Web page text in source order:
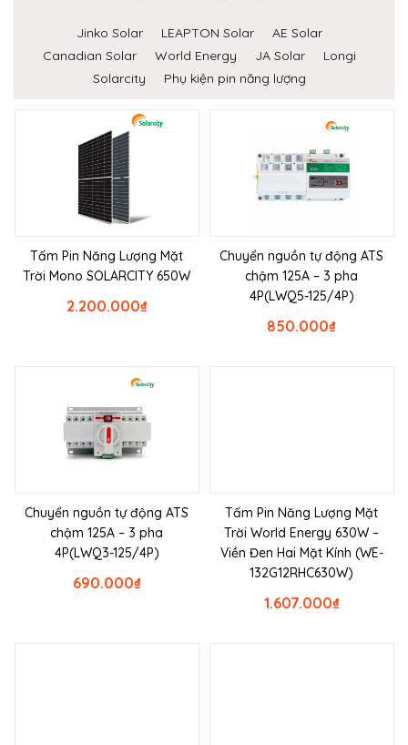
Jinko Solar LEAPTON Solar
AE Solar
Canadian Solar
World Energy JA Solar
Longi
Solarcity
Phụ kiện pin năng lượng
Tấm Pin Năng Lượng Mặt
Trời Mono SOLARCITY 650W
₫
2.200.000
Chuyển nguồn tự động ATS
chậm 125A – 3 pha
4P(LWQ5-125/4P)
₫
850.000
Chuyển nguồn tự động ATS
chậm 125A – 3 pha
4P(LWQ3-125/4P)
₫
690.000
Tấm Pin Năng Lượng Mặt
Trời World Energy 630W –
Viền Đen Hai Mặt Kính (WE-
132G12RHC630W)
₫
1.607.000